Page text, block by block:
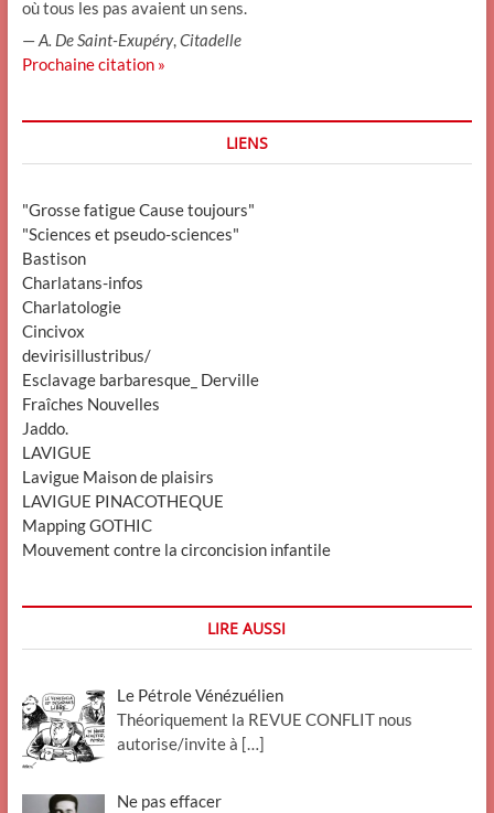
où tous les pas avaient un sens.
—A. De Saint-Exupéry,Citadelle
Prochaine citation »
LIENS
"Grosse fatigue Cause toujours"
"Sciences et pseudo-sciences"
Bastison
Charlatans-infos
Charlatologie
Cincivox
devirisillustribus/
Esclavage barbaresque_ Derville
Fraîches Nouvelles
Jaddo.
LAVIGUE
Lavigue Maison de plaisirs
LAVIGUE PINACOTHEQUE
Mapping GOTHIC
Mouvement contre la circoncision infantile
LIRE AUSSI
Le Pétrole Vénézuélien
Théoriquement la REVUE CONFLIT nous
autorise/invite à […]
Ne pas effacer